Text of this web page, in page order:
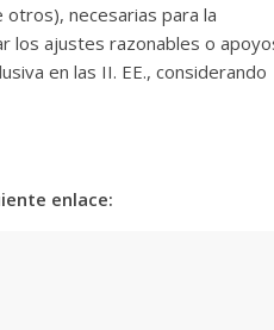
necesarias para la
los ajustes razonables o
en las II. EE., considerando
enlace: